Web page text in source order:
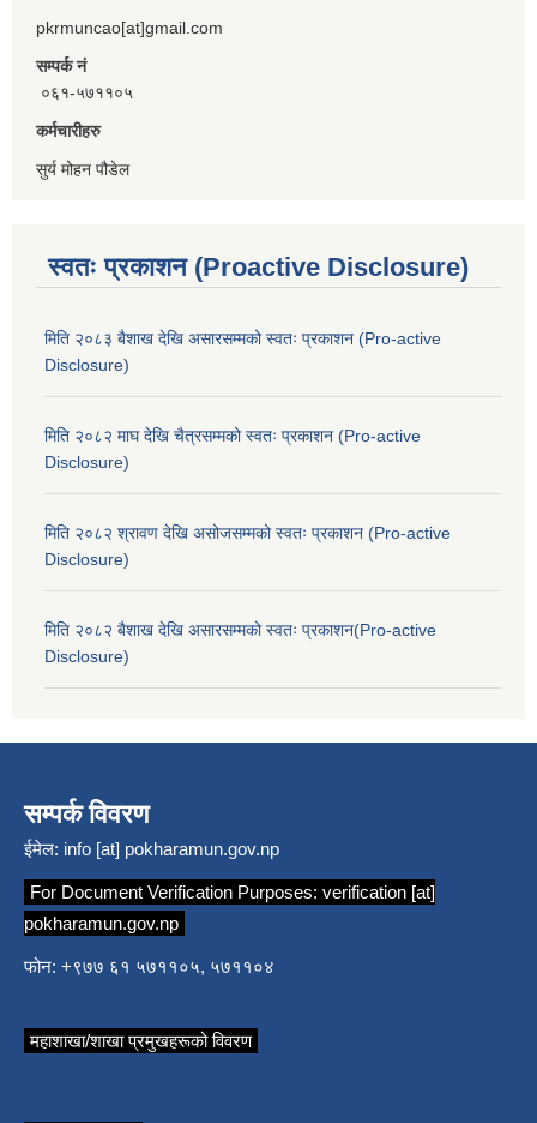
pkrmuncao[at]gmail.com
सम्पर्क नं
०६१-५७११०५
कर्मचारीहरु
सुर्य मोहन पौडेल
स्वतः प्रकाशन (Proactive Disclosure)
मिति २०८३ बैशाख देखि असारसम्मको स्वतः प्रकाशन (Pro-active
Disclosure)
मिति २०८२ माघ देखि चैत्रसम्मको स्वतः प्रकाशन (Pro-active
Disclosure)
मिति २०८२ श्रावण देखि असोजसम्मको स्वतः प्रकाशन (Pro-active
Disclosure)
मिति २०८२ बैशाख देखि असारसम्मको स्वतः प्रकाशन(Pro-active
Disclosure)
सम्पर्क विवरण
ईमेल: info [at] pokharamun.gov.np
For Document Verification Purposes: verification [at]
pokharamun.gov.np
फोन: +९७७ ६१ ५७११०५, ५७११०४
महाशाखा/शाखा प्रमुखहरूको विवरण